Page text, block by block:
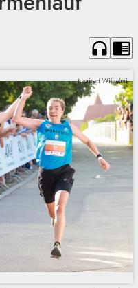
headphones chrome_reader_mode
Norbert Wilhelmi